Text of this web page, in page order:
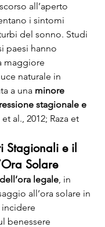
all’aperto
i sintomi
del sonno. Studi
paesi hanno
maggiore
naturale in
a una minore
stagionale e
al., 2012; Raza et
Stagionali e il
Solare
legale, in
all’ora solare in
benessere